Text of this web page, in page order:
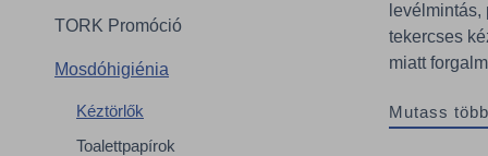
TORK Promóció
Mosdóhigiénia
Kéztörlők
Toalettpapírok
tekercses
miatt
Mutass